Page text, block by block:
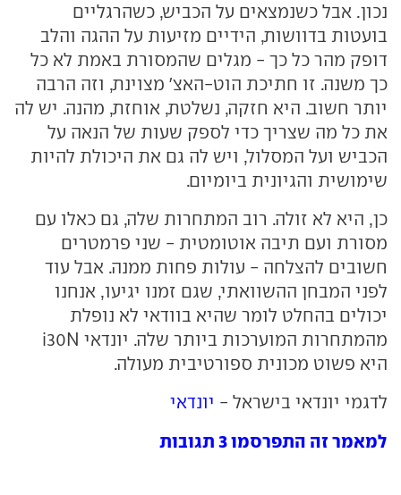
נכון. אבל כשנמצאים על הכביש, כשהרגליים
בועטות בדוושות, הידיים מזיעות על ההגה והלב
דופק מהר כל כך - מגלים שהמסורת באמת לא כל
כך משנה. זו חתיכת הוט-האצ' מצוינת, וזה הרבה
יותר חשוב. היא חזקה, נשלטת, אוחזת, מהנה. יש לה
את כל מה שצריך כדי לספק שעות של הנאה על
הכביש ועל המסלול, ויש לה גם את היכולת להיות
שימושית והגיונית ביומיום.
כן, היא לא זולה. רוב המתחרות שלה, גם כאלו עם
מסורת ועם תיבה אוטומטית - שני פרמטרים
חשובים להצלחה - עולות פחות ממנה. אבל עוד
לפני המבחן ההשוואתי, שגם זמנו יגיעו, אנחנו
יכולים בהחלט לומר שהיא בוודאי לא נופלת
מהמתחרות המוערכות ביותר שלה. יונדאי i30N
היא פשוט מכונית ספורטיבית מעולה.
לדגמי יונדאי בישראל - יונדאי
למאמר זה התפרסמו 3 תגובות